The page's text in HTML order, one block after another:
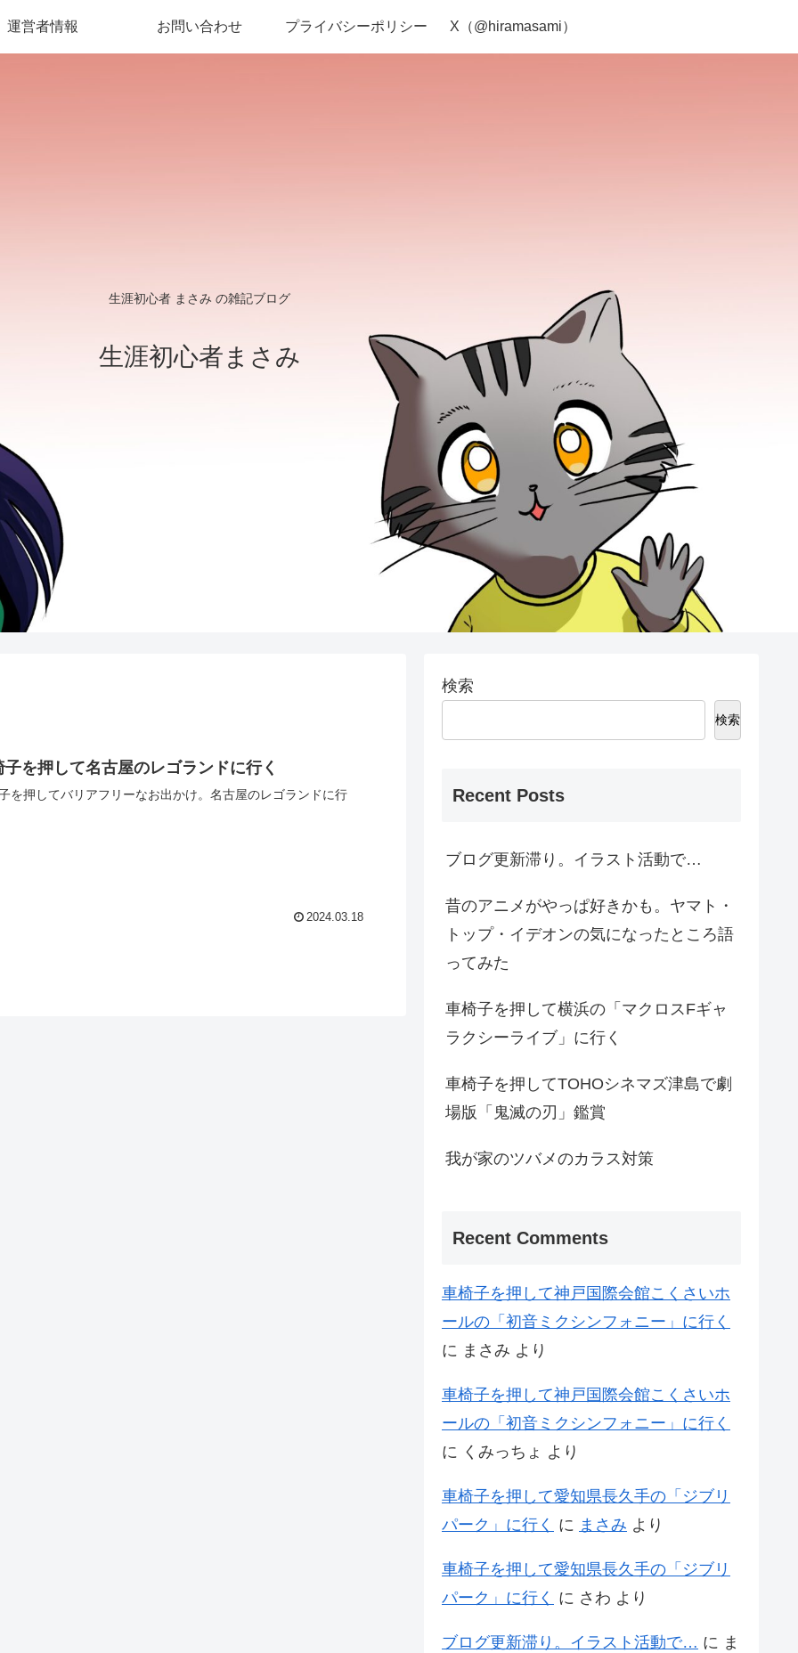
生涯初心者 まさみ の雑記ブログ
生涯初心者まさみ
運営者情報 お問い合わせ プライバシーポリシー X（@hiramasami）
子を押して名古屋のレゴランドに行く
を押してバリアフリーなお出かけ。名古屋のレゴランドに行
2024.03.18
検索
検索
Recent Posts
ブログ更新滞り。イラスト活動で…
昔のアニメがやっぱ好きかも。ヤマト・
トップ・イデオンの気になったところ語
ってみた
車椅子を押して横浜の「マクロスFギャ
ラクシーライブ」に行く
車椅子を押してTOHOシネマズ津島で劇
場版「鬼滅の刃」鑑賞
我が家のツバメのカラス対策
Recent Comments
車椅子を押して神戸国際会館こくさいホ
ールの「初音ミクシンフォニー」に行く
に まさみ より
車椅子を押して神戸国際会館こくさいホ
ールの「初音ミクシンフォニー」に行く
に くみっちょ より
車椅子を押して愛知県長久手の「ジブリ
パーク」に行く に まさみ より
車椅子を押して愛知県長久手の「ジブリ
パーク」に行く に さわ より
ブログ更新滞り。イラスト活動で… に ま